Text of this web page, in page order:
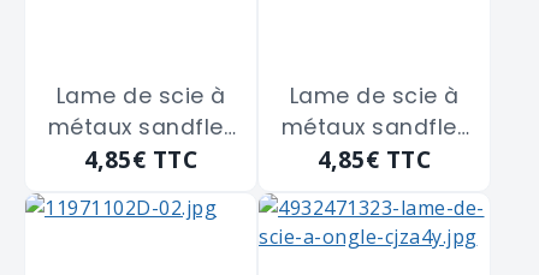
Lame de scie à
métaux sandflex
bi-métal BAHCO
100" de 300 m/m
4,85€ TTC
Lame de scie à
métaux sandflex
bi-métal BAHCO
100" de 300 m/m
4,85€ TTC